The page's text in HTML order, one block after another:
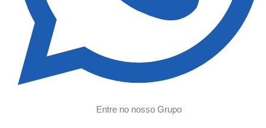
Entre no nosso Grupo